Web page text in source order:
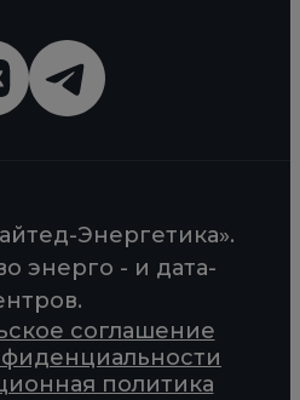
Энергетика».
энерго - и дата-
соглашение
политика